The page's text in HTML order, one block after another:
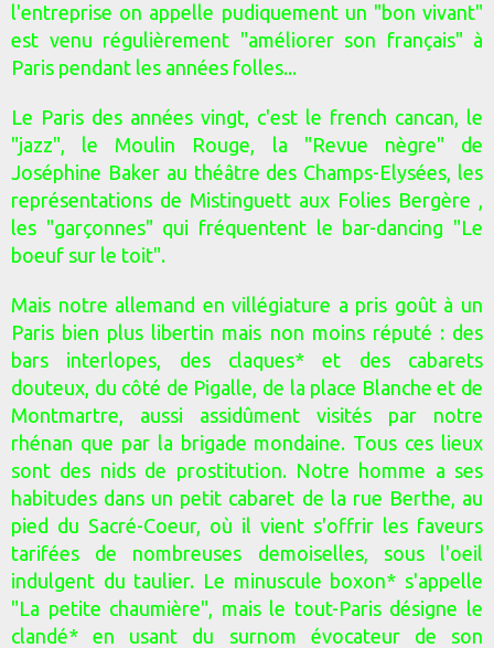
l'entreprise on appelle pudiquement un "bon vivant"
est venu régulièrement "améliorer son français" à
Paris pendant les années folles...
Le Paris des années vingt, c'est le french cancan, le
"jazz", le Moulin Rouge, la "Revue nègre" de
Joséphine Baker au théâtre des Champs-Elysées, les
représentations de Mistinguett aux Folies Bergère ,
les "garçonnes" qui fréquentent le bar-dancing "Le
boeuf sur le toit".
Mais notre allemand en villégiature a pris goût à un
Paris bien plus libertin mais non moins réputé : des
bars interlopes, des claques* et des cabarets
douteux, du côté de Pigalle, de la place Blanche et de
Montmartre, aussi assidûment visités par notre
rhénan que par la brigade mondaine. Tous ces lieux
sont des nids de prostitution. Notre homme a ses
habitudes dans un petit cabaret de la rue Berthe, au
pied du Sacré-Coeur, où il vient s'offrir les faveurs
tarifées de nombreuses demoiselles, sous l'oeil
indulgent du taulier. Le minuscule boxon* s'appelle
"La petite chaumière", mais le tout-Paris désigne le
clandé* en usant du surnom évocateur de son